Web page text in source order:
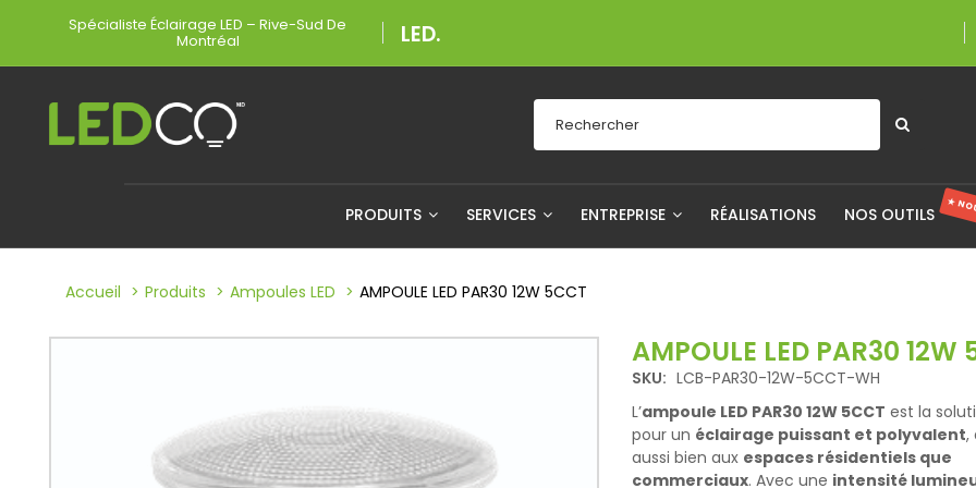
Spécialiste Éclairage LED – Rive-Sud De
Montréal Une entreprise
PRODUITS SERVICES ENTREPRISE RÉALISATIONS NOS OUTILS ★
Accueil Produits Ampoules LED AMPOULE LED PAR30 12W 5CCT
AMPOULE LED PAR30 12W
SKU: LCB-PAR30-12W-5CCT-WH
L’ampoule LED PAR30 12W 5CCT est la
pour un éclairage puissant et polyvalent,
aussi bien aux espaces résidentiels que
commerciaux. Avec une intensité